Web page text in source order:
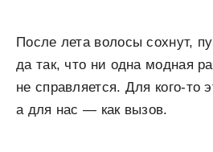
После лета волосы сохнут,
да так, что ни одна модная
не справляется. Для кого-то
а для нас — как вызов.